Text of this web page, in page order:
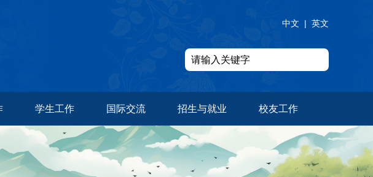
中文 | 英文
学生工作 国际交流 招生与就业 校友工作